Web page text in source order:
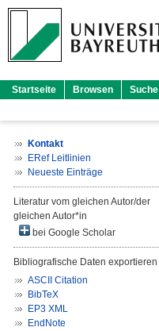
Startseite Browsen Suche
Kontakt
ERef Leitlinien
Neueste Einträge
Literatur vom gleichen Autor/der
gleichen Autor*in
bei Google Scholar
Bibliografische Daten exportieren
ASCII Citation
BibTeX
EP3 XML
EndNote